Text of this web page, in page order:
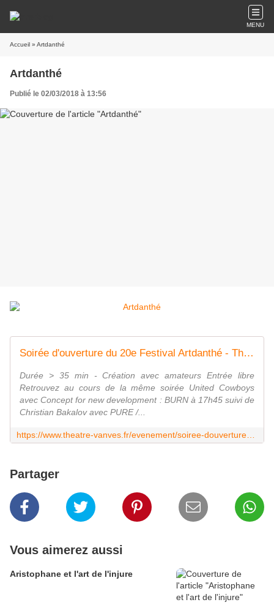
MENU
Accueil » Artdanthé
Artdanthé
Publié le 02/03/2018 à 13:56
Soirée d'ouverture du 20e Festival Artdanthé - Théâtre de Vanves
Durée > 35 min - Création avec amateurs Entrée libre
Retrouvez au cours de la même soirée United Cowboys
avec Concept for new development : BURN à 17h45 suivi de
Christian Bakalov avec PURE /...
Partager
Vous aimerez aussi
Aristophane et l'art de l'injure